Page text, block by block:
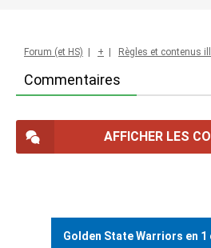
Commentaires
Forum (et HS) + Règles et contenus
AFFICHER LES
Golden State Warriors en 1